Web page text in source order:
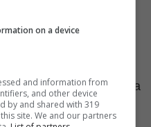
ricco composto da
con spinaci e
adagiato l’uovo. Il
per pochi minuti. Se
scegliere la vostra
semplicemente del
on a device
and information from
and other device
by and shared with 319
site. We and our partners